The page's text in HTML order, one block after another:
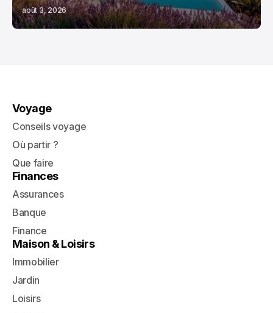
août 3, 2026
Voyage
Conseils voyage
Où partir ?
Que faire
Finances
Assurances
Banque
Finance
Maison & Loisirs
Immobilier
Jardin
Loisirs